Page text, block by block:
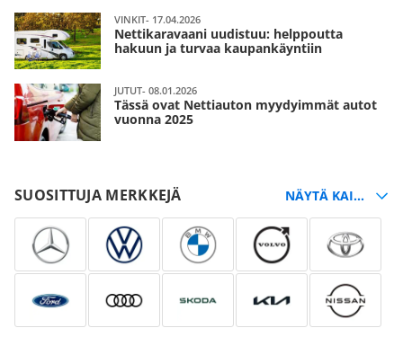
VINKIT- 17.04.2026
Nettikaravaani uudistuu: helppoutta
hakuun ja turvaa kaupankäyntiin
JUTUT- 08.01.2026
Tässä ovat Nettiauton myydyimmät autot
vuonna 2025
SUOSITTUJA MERKKEJÄ